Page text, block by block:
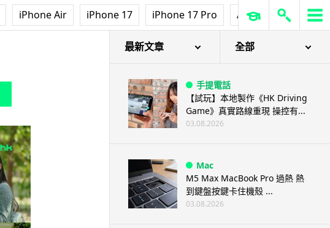
iPhone Air iPhone 17 iPhone 17 Pro AirPods Pro 3
最新文章 全部
手提電話
【試玩】本地製作《HK Driving
Game》真實路線重現 操控有...
03.08.2026
Mac
M5 Max MacBook Pro 過熱 熱
到鍵盤按鍵卡住機殼 ...
03.08.2026